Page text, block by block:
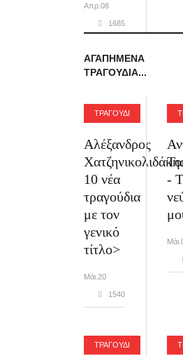
Απρ.08
1685
ΑΓΑΠΗΜΈΝΑ
ΤΡΑΓΟΎΔΙΑ...
ΤΡΑΓΟΥΔΙ
Αλέξανδρος
10 νέα
τραγούδια
με τον
γενικό
τίτλο>
Μάι.20
1540
-
ΤΡΑΓΟΥΔΙ